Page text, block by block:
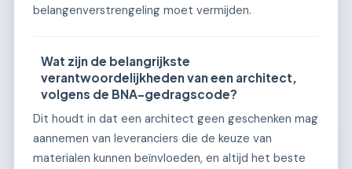
belangenverstrengeling moet vermijden.
Wat zijn de belangrijkste
verantwoordelijkheden van een architect,
volgens de BNA-gedragscode?
Dit houdt in dat een architect geen geschenken mag
aannemen van leveranciers die de keuze van
materialen kunnen beïnvloeden, en altijd het beste